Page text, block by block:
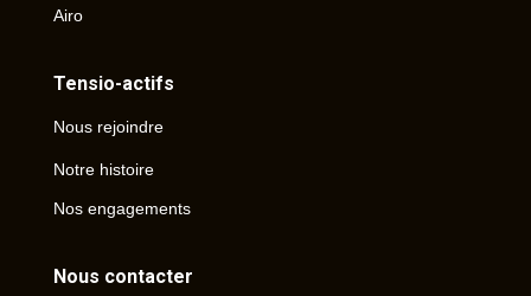
Airo
Tensio-actifs
Nous rejoindre
Notre histoire
Nos engagements
Nous contacter